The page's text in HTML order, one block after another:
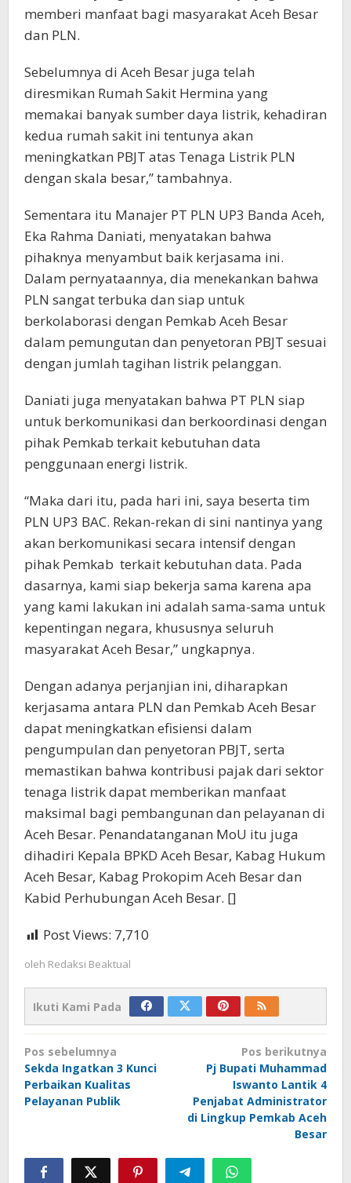
memberi manfaat bagi masyarakat Aceh Besar
dan PLN.
Sebelumnya di Aceh Besar juga telah
diresmikan Rumah Sakit Hermina yang
memakai banyak sumber daya listrik, kehadiran
kedua rumah sakit ini tentunya akan
meningkatkan PBJT atas Tenaga Listrik PLN
dengan skala besar,” tambahnya.
Sementara itu Manajer PT PLN UP3 Banda Aceh,
Eka Rahma Daniati, menyatakan bahwa
pihaknya menyambut baik kerjasama ini.
Dalam pernyataannya, dia menekankan bahwa
PLN sangat terbuka dan siap untuk
berkolaborasi dengan Pemkab Aceh Besar
dalam pemungutan dan penyetoran PBJT sesuai
dengan jumlah tagihan listrik pelanggan.
Daniati juga menyatakan bahwa PT PLN siap
untuk berkomunikasi dan berkoordinasi dengan
pihak Pemkab terkait kebutuhan data
penggunaan energi listrik.
“Maka dari itu, pada hari ini, saya beserta tim
PLN UP3 BAC. Rekan-rekan di sini nantinya yang
akan berkomunikasi secara intensif dengan
pihak Pemkab terkait kebutuhan data. Pada
dasarnya, kami siap bekerja sama karena apa
yang kami lakukan ini adalah sama-sama untuk
kepentingan negara, khususnya seluruh
masyarakat Aceh Besar,” ungkapnya.
Dengan adanya perjanjian ini, diharapkan
kerjasama antara PLN dan Pemkab Aceh Besar
dapat meningkatkan efisiensi dalam
pengumpulan dan penyetoran PBJT, serta
memastikan bahwa kontribusi pajak dari sektor
tenaga listrik dapat memberikan manfaat
maksimal bagi pembangunan dan pelayanan di
Aceh Besar. Penandatanganan MoU itu juga
dihadiri Kepala BPKD Aceh Besar, Kabag Hukum
Aceh Besar, Kabag Prokopim Aceh Besar dan
Kabid Perhubungan Aceh Besar. []
Post Views: 7,710
oleh Redaksi Beaktual
Ikuti Kami Pada
Navigasi
pos
Pos sebelumnya
Sekda Ingatkan 3 Kunci
Perbaikan Kualitas
Pelayanan Publik
Pos berikutnya
Pj Bupati Muhammad
Iswanto Lantik 4
Penjabat Administrator
di Lingkup Pemkab Aceh
Besar